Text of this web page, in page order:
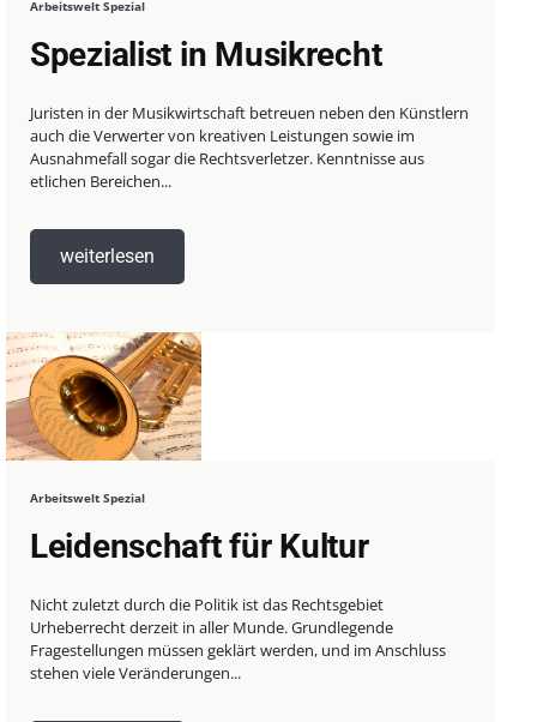
Arbeitswelt Spezial
Spezialist in Musikrecht
Juristen in der Musikwirtschaft betreuen neben den Künstlern
auch die Verwerter von kreativen Leistungen sowie im
Ausnahmefall sogar die Rechtsverletzer. Kenntnisse aus
etlichen Bereichen...
weiterlesen
Arbeitswelt Spezial
Leidenschaft für Kultur
Nicht zuletzt durch die Politik ist das Rechtsgebiet
Urheberrecht derzeit in aller Munde. Grundlegende
Fragestellungen müssen geklärt werden, und im Anschluss
stehen viele Veränderungen...